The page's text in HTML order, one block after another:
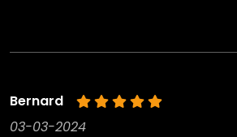
Bernard
03-03-2024